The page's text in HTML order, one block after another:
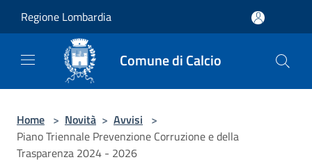
Regione Lombardia
Comune di Calcio
Home > Novità > Avvisi >
Piano Triennale Prevenzione Corruzione e della
Trasparenza 2024 - 2026